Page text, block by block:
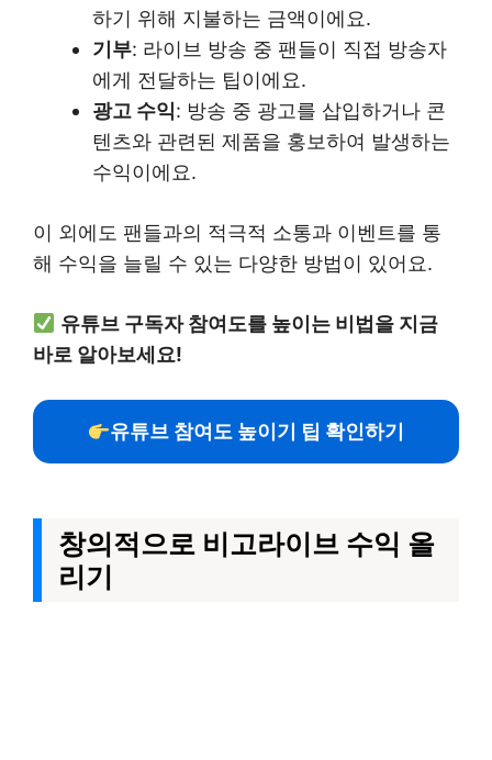
하기 위해 지불하는 금액이에요.
기부: 라이브 방송 중 팬들이 직접 방송자
에게 전달하는 팁이에요.
광고 수익: 방송 중 광고를 삽입하거나 콘
텐츠와 관련된 제품을 홍보하여 발생하는
수익이에요.
이 외에도 팬들과의 적극적 소통과 이벤트를 통
해 수익을 늘릴 수 있는 다양한 방법이 있어요.
유튜브 구독자 참여도를 높이는 비법을 지금
바로 알아보세요!
유튜브 참여도 높이기 팁 확인하기
창의적으로 비고라이브 수익 올
리기